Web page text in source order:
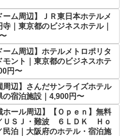
ーム周辺】ＪＲ東日本ホテルメ
寺｜東京都のビジネスホテル｜
ーム周辺】ホテルメトロポリタ
ント｜東京都のビジネスホテ
円〜
周辺】さんだサンライズホテル
の宿泊施設｜4,900円〜
ホール周辺】【Ｏｐｅｎ】無料
ＵＳＪ・難波 ６ＬＤＫ Ｈｏ
民泊｜大阪府のホテル・宿泊施